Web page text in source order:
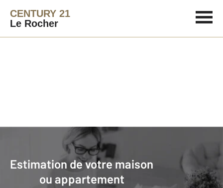
CENTURY 21
Le Rocher
Estimation de votre maison
ou appartement
Vendre avec CENTURY 21 Le Rocher
Faire estimer son bien avec
CENTURY 21 :